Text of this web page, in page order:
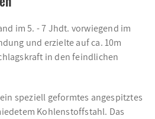
im 5. - 7 Jhdt. vorwiegend im
und erzielte auf ca. 10m
in den feindlichen
speziell geformtes angespitztes
Kohlenstoffstahl. Das